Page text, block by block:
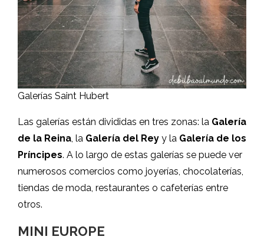
Galerías Saint Hubert
Las galerías están divididas en tres zonas: la Galería
de la Reina, la Galería del Rey y la Galería de los
Príncipes. A lo largo de estas galerías se puede ver
numerosos comercios como joyerías, chocolaterías,
tiendas de moda, restaurantes o cafeterías entre
otros.
MINI EUROPE